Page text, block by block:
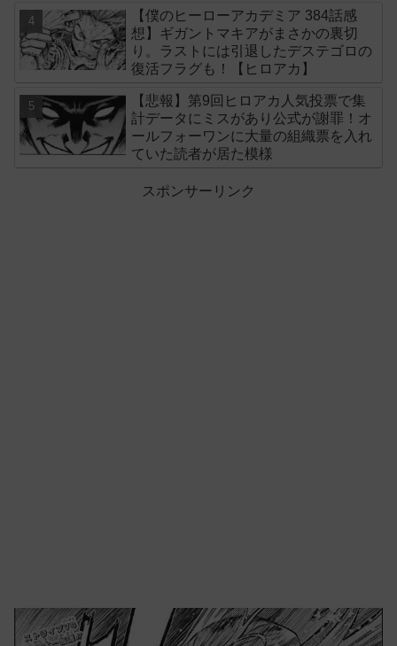
【僕のヒーローアカデミア 384話感
想】ギガントマキアがまさかの裏切
り。ラストには引退したデステゴロの
復活フラグも！【ヒロアカ】
【悲報】第9回ヒロアカ人気投票で集
計データにミスがあり公式が謝罪！オ
ールフォーワンに大量の組織票を入れ
ていた読者が居た模様
スポンサーリンク